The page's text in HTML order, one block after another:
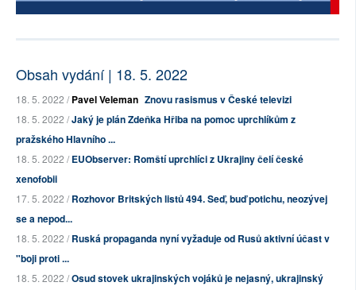
Obsah vydání | 18. 5. 2022
18. 5. 2022 /Pavel Veleman Znovu rasismus v České televizi
18. 5. 2022 /Jaký je plán Zdeňka Hřiba na pomoc uprchlíkům z
pražského Hlavního ...
18. 5. 2022 /EUObserver: Romští uprchlíci z Ukrajiny čelí české
xenofobii
17. 5. 2022 /Rozhovor Britských listů 494. Seď, buď potichu, neozývej
se a nepod...
18. 5. 2022 /Ruská propaganda nyní vyžaduje od Rusů aktivní účast v
"boji proti ...
18. 5. 2022 /Osud stovek ukrajinských vojáků je nejasný, ukrajinský